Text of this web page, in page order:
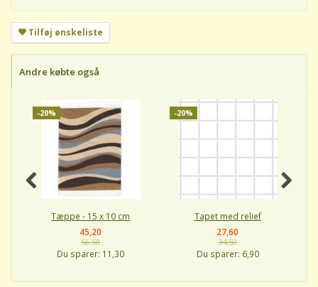
Tilføj ønskeliste
Andre købte også
-20%
Tæppe - 15 x 10 cm
45,20
56,50
Du sparer: 11,30
-20%
Tapet med relief
27,60
34,50
Du sparer: 6,90